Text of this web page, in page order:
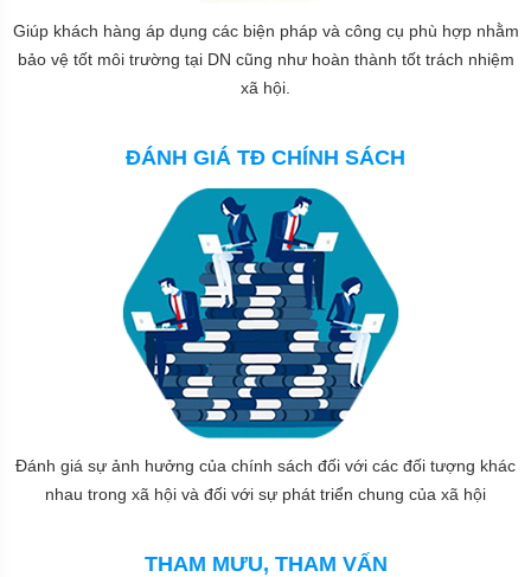
Giúp khách hàng áp dụng các biện pháp và công cụ phù hợp nhằm
bảo vệ tốt môi trường tại DN cũng như hoàn thành tốt trách nhiệm
xã hội.
ĐÁNH GIÁ TĐ CHÍNH SÁCH
Đánh giá sự ảnh hưởng của chính sách đối với các đối tượng khác
nhau trong xã hội và đối với sự phát triển chung của xã hội
THAM MƯU, THAM VẤN